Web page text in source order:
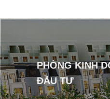
PHÒNG KINH
ĐẦU TƯ